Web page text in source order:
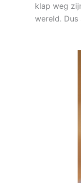
klap weg
wereld. Dus